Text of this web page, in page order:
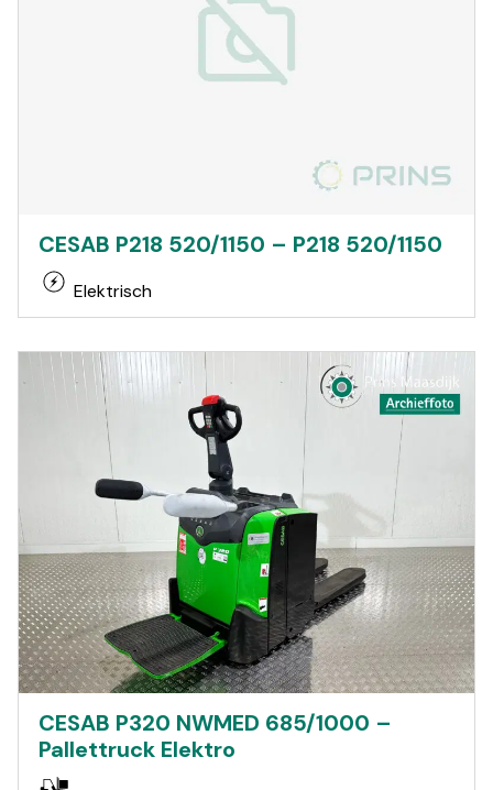
CESAB P218 520/1150 – P218 520/1150
Elektrisch
CESAB P320 NWMED 685/1000 –
Pallettruck Elektro